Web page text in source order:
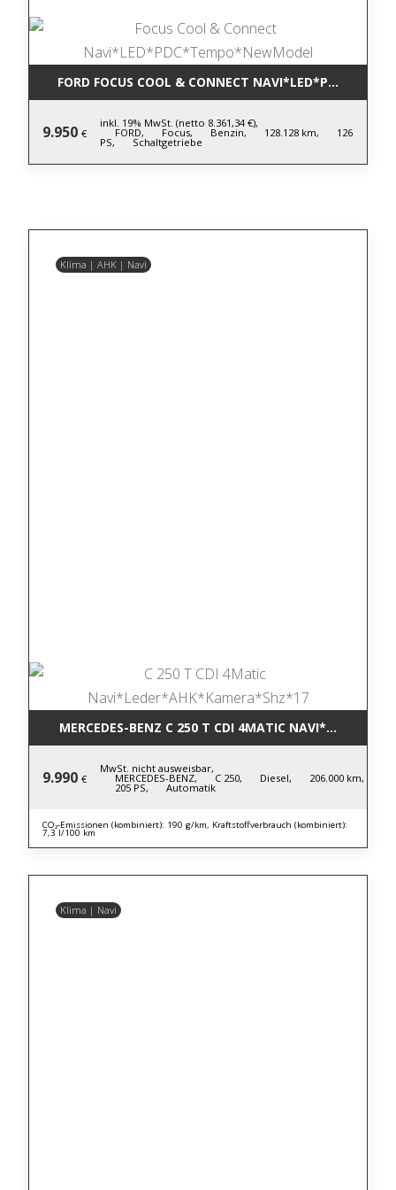
FORD FOCUS COOL & CONNECT
9.950 €
inkl. 19% MwSt. (netto 8.361,34 €),
FORD, Focus, Benzin, 128.128 km, 126
PS, Schaltgetriebe
Klima | AHK | Navi
MERCEDES-BENZ C 250 T CDI 4MATIC
9.990 €
MwSt. nicht ausweisbar,
MERCEDES-BENZ, C 250, Diesel, 206.000 km,
205 PS, Automatik
CO₂-Emissionen (kombiniert): 190 g/km, Kraftstoffverbrauch (kombiniert):
7,3 l/100 km
Klima | Navi